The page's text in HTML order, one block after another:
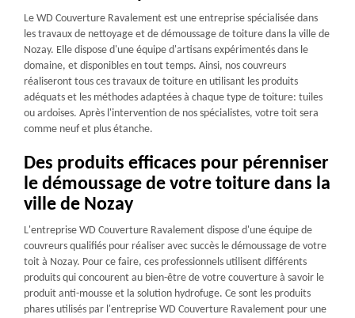
Le WD Couverture Ravalement est une entreprise spécialisée dans
les travaux de nettoyage et de démoussage de toiture dans la ville de
Nozay. Elle dispose d'une équipe d'artisans expérimentés dans le
domaine, et disponibles en tout temps. Ainsi, nos couvreurs
réaliseront tous ces travaux de toiture en utilisant les produits
adéquats et les méthodes adaptées à chaque type de toiture: tuiles
ou ardoises. Après l'intervention de nos spécialistes, votre toit sera
comme neuf et plus étanche.
Des produits efficaces pour pérenniser
le démoussage de votre toiture dans la
ville de Nozay
L'entreprise WD Couverture Ravalement dispose d'une équipe de
couvreurs qualifiés pour réaliser avec succès le démoussage de votre
toit à Nozay. Pour ce faire, ces professionnels utilisent différents
produits qui concourent au bien-être de votre couverture à savoir le
produit anti-mousse et la solution hydrofuge. Ce sont les produits
phares utilisés par l'entreprise WD Couverture Ravalement pour une